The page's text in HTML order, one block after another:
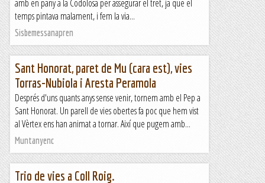
amb en pany a la Codolosa per assegurar el tret, ja que el
temps pintava malament, i fem la via...
Sisbemessanapren
Sant Honorat, paret de Mu (cara est), vies
Torras-Nubiola i Aresta Peramola
Després d'uns quants anys sense venir, tornem amb el Pep a
Sant Honorat. Un parell de vies obertes fa poc que hem vist
al Vèrtex ens han animat a tornar. Així que pugem amb...
Muntanyenc
Trio de vies a Coll Roig.